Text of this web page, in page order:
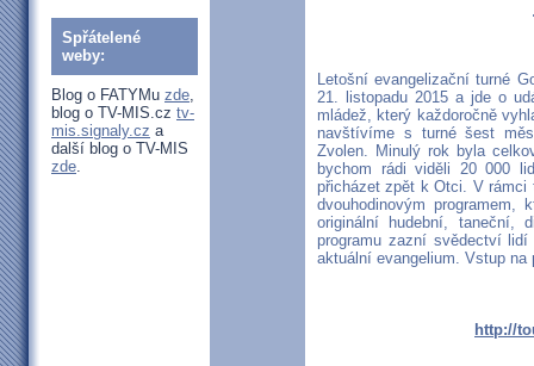
Spřátelené
weby:
Blog o FATYMu zde,
blog o TV-MIS.cz tv-
mis.signaly.cz a
další blog o TV-MIS
zde.
Letošní evangelizační turné
21. listopadu 2015 a jde o
mládež, který každoročně
navštívíme s turné šest
Zvolen. Minulý rok byla
bychom rádi viděli 20 000
přicházet zpět k Otci. V rámci
dvouhodinovým
originální hudební, taneční,
programu zazní svědectví
aktuální evangelium. Vstup na
http://